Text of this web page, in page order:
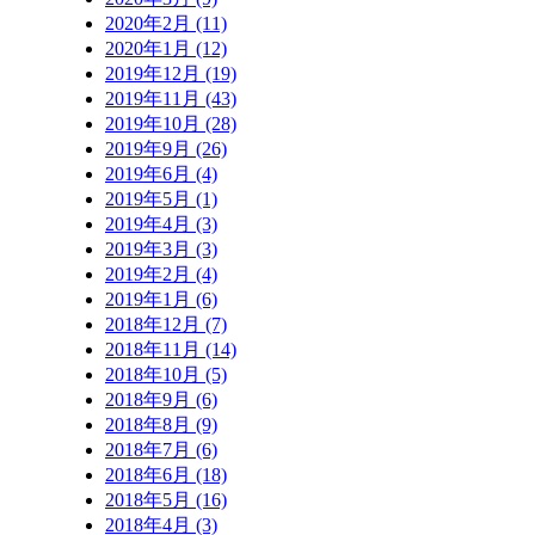
2020年2月 (11)
2020年1月 (12)
2019年12月 (19)
2019年11月 (43)
2019年10月 (28)
2019年9月 (26)
2019年6月 (4)
2019年5月 (1)
2019年4月 (3)
2019年3月 (3)
2019年2月 (4)
2019年1月 (6)
2018年12月 (7)
2018年11月 (14)
2018年10月 (5)
2018年9月 (6)
2018年8月 (9)
2018年7月 (6)
2018年6月 (18)
2018年5月 (16)
2018年4月 (3)